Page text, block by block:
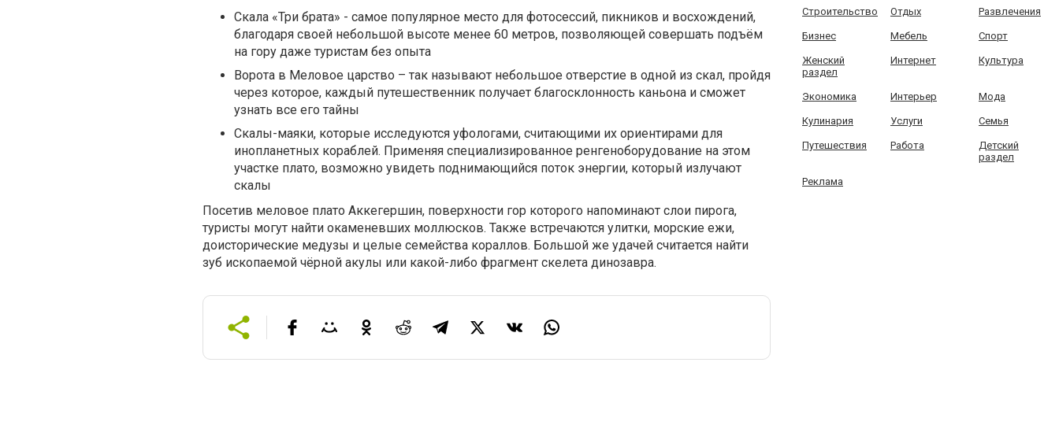
Скала «Три брата» - самое популярное место для фотосессий, пикников и восхождений,
благодаря своей небольшой высоте менее 60 метров, позволяющей совершать подъём
на гору даже туристам без опыта
Ворота в Меловое царство – так называют небольшое отверстие в одной из скал, пройдя
через которое, каждый путешественник получает благосклонность каньона и сможет
узнать все его тайны
Скалы-маяки, которые исследуются уфологами, считающими их ориентирами для
инопланетных кораблей. Применяя специализированное ренгеноборудование на этом
участке плато, возможно увидеть поднимающийся поток энергии, который излучают
скалы
Посетив меловое плато Аккегершин, поверхности гор которого напоминают слои пирога,
туристы могут найти окаменевших моллюсков. Также встречаются улитки, морские ежи,
доисторические медузы и целые семейства кораллов. Большой же удачей считается найти
зуб ископаемой чёрной акулы или какой-либо фрагмент скелета динозавра.
Строительство Отдых Развлечения
Бизнес Мебель Спорт
Женский
раздел
Интернет Культура
Экономика Интерьер Мода
Кулинария Услуги Семья
Путешествия Работа
Детский
раздел
Реклама